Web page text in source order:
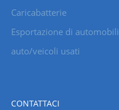
Caricabatterie
Esportazione di automobili
auto/veicoli usati
CONTATTACI